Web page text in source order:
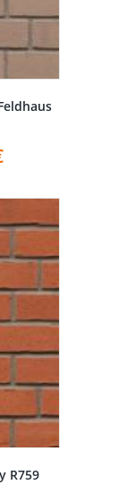
R759